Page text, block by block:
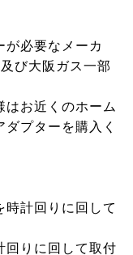
が必要なメーカ
び大阪ガス一部
お近くのホーム
プターを購入く
時計回りに回して
回りに回して取付